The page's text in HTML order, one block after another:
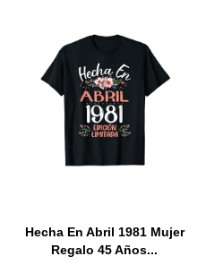
Hecha En Abril 1981 Mujer
Regalo 45 Años...